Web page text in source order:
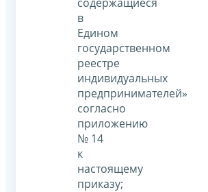
в
Едином
государственном
реестре
индивидуальных
предпринимателей»
согласно
приложению
№ 14
к
настоящему
приказу;